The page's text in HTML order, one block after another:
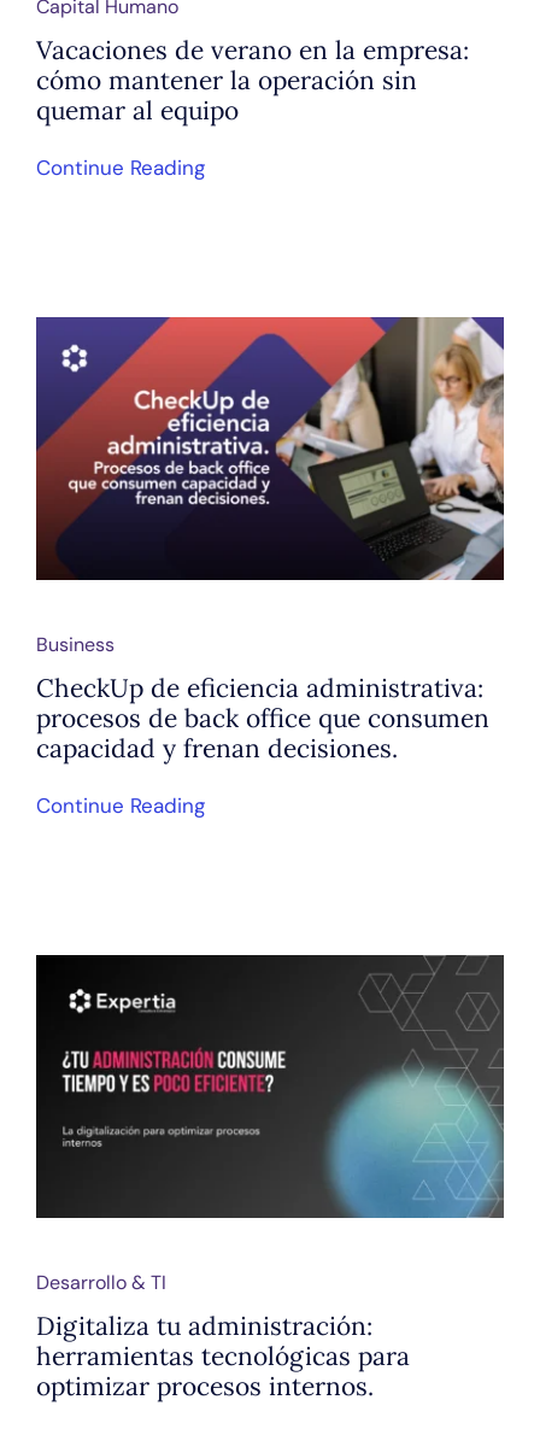
Capital Humano
Vacaciones de verano en la empresa:
cómo mantener la operación sin
quemar al equipo
Continue Reading
Business
CheckUp de eficiencia administrativa:
procesos de back office que consumen
capacidad y frenan decisiones.
Continue Reading
Desarrollo & TI
Digitaliza tu administración:
herramientas tecnológicas para
optimizar procesos internos.